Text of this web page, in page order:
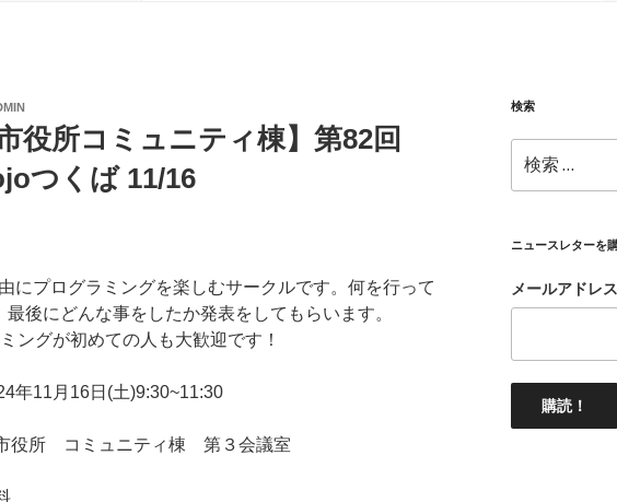
役所コミュニティ棟】第82回
つくば 11/16
にプログラミングを楽しむサークルです。何を行って
最後にどんな事をしたか発表をしてもらいます。
ングが初めての人も大歓迎です！
年11月16日(土)9:30~11:30
役所 コミュニティ棟 第３会議室
検索
索:
ニュースレターを
メールアドレス